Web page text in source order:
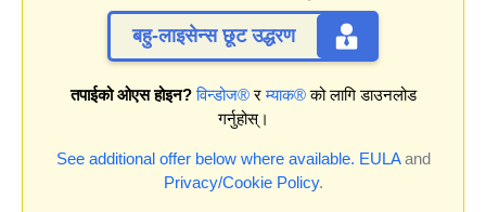
बहु-लाइसेन्स छूट उद्धरण
तपाईको ओएस होइन? विन्डोज®रम्याक®को लागि डाउनलोड
गर्नुहोस्।
See additional offer below where available. EULAand
Privacy/Cookie Policy.